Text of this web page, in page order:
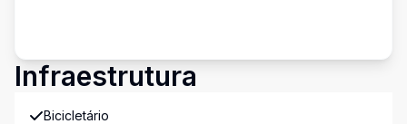
Infraestrutura
Bicicletário